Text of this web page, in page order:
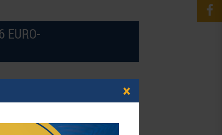
EURO-
Oberfläche in edler Lederoptik und hellen
Veloursflock überzogen.
×